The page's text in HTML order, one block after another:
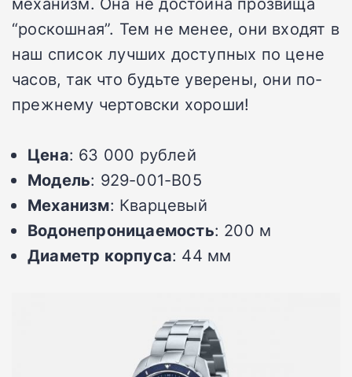
“роскошная”. Тем не менее, они входят в
наш список лучших доступных по цене
часов, так что будьте уверены, они по-
прежнему чертовски хороши!
Цена: 63 000 рублей
Модель: 929-001-B05
Механизм: Кварцевый
Водонепроницаемость: 200 м
Диаметр корпуса: 44 мм